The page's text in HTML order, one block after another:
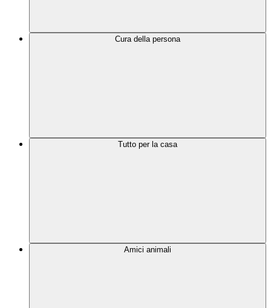
Cura della persona
Tutto per la casa
Amici animali